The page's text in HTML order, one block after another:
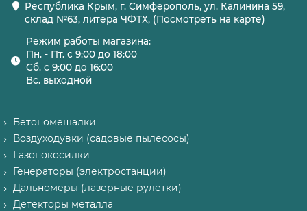
Республика Крым, г. Симферополь, ул. Калинина 59,
склад №63, литера ЧФТХ, (Посмотреть на карте)
Режим работы магазина:
Пн. - Пт. с 9:00 до 18:00
Сб. с 9:00 до 16:00
Вс. выходной
Бетономешалки
Воздуходувки (садовые пылесосы)
Газонокосилки
Генераторы (электростанции)
Дальномеры (лазерные рулетки)
Детекторы металла